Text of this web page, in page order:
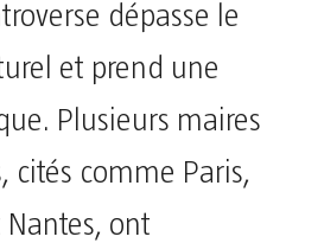
dépasse le
et prend une
Plusieurs maires
cités comme Paris,
ont